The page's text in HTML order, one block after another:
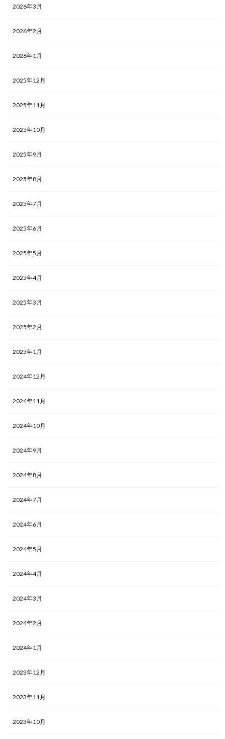
2026年3月
2026年2月
2026年1月
2025年12月
2025年11月
2025年10月
2025年9月
2025年8月
2025年7月
2025年6月
2025年5月
2025年4月
2025年3月
2025年2月
2025年1月
2024年12月
2024年11月
2024年10月
2024年9月
2024年8月
2024年7月
2024年6月
2024年5月
2024年4月
2024年3月
2024年2月
2024年1月
2023年12月
2023年11月
2023年10月